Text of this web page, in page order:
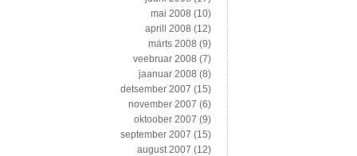
mai 2008 (10)
aprill 2008 (12)
märts 2008 (9)
veebruar 2008 (7)
jaanuar 2008 (8)
detsember 2007 (15)
november 2007 (6)
oktoober 2007 (9)
september 2007 (15)
august 2007 (12)